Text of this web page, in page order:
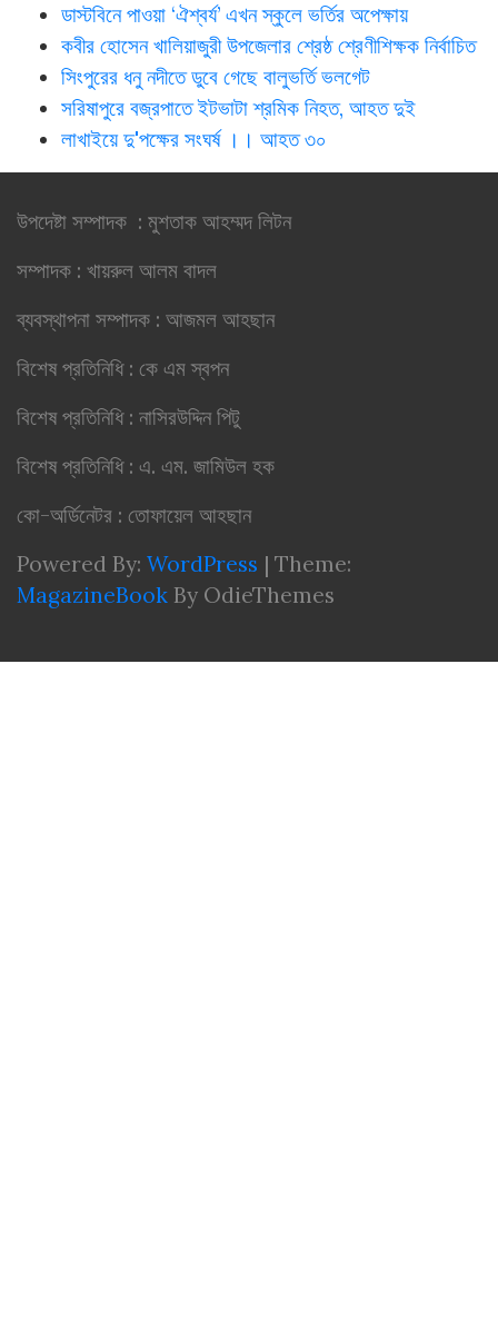
ডাস্টবিনে পাওয়া ‘ঐশ্বর্য’ এখন স্কুলে ভর্তির অপেক্ষায়
কবীর হোসেন খালিয়াজুরী উপজেলার শ্রেষ্ঠ শ্রেণীশিক্ষক নির্বাচিত
সিংপুরের ধনু নদীতে ডুবে গেছে বালুভর্তি ভলগেট
সরিষাপুরে বজ্রপাতে ইটভাটা শ্রমিক নিহত, আহত দুই
লাখাইয়ে দু'পক্ষের সংঘর্ষ ।। আহত ৩০
উপদেষ্টা সম্পাদক : মুশতাক আহম্মদ লিটন
সম্পাদক : খায়রুল আলম বাদল
ব্যবস্থাপনা সম্পাদক : আজমল আহছান
বিশেষ প্রতিনিধি : কে এম স্বপন
বিশেষ প্রতিনিধি : নাসিরউদ্দিন পিটু
বিশেষ প্রতিনিধি : এ. এম. জামিউল হক
কো-অর্ডিনেটর : তোফায়েল আহছান
Powered By: WordPress | Theme:
MagazineBook By OdieThemes